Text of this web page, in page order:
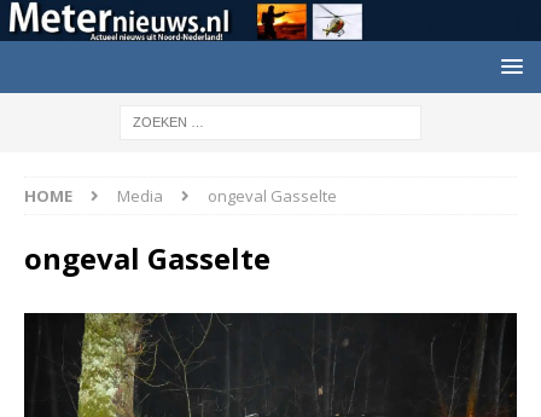
HOME Media ongeval Gasselte
ongeval Gasselte